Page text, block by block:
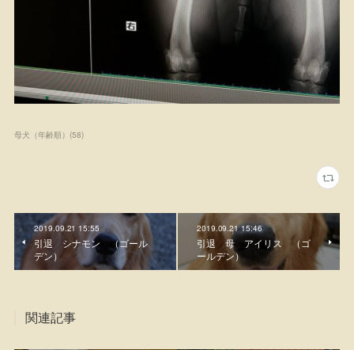
母犬（年齢順） (58)
2019.09.21 15:55
引退 シナモン （ゴール
デン）
2019.09.21 15:46
引退 母 アイリス （ゴ
ールデン）
関連記事